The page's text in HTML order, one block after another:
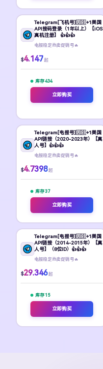
Telegram[飞机号]🇺🇸+1美国
API接码登录（1年以上）【iOS
真机注册】 👍👍👍
电报稳定热卖促销号🔥
$4.147 起
库存 434
立即购买
Telegram[电报号]🇺🇸+1美国
API链接（2020-2023年）【真
人号】👍👍👍
电报稳定热卖促销号🔥
$4.7398 起
库存 37
立即购买
Telegram[电报号]🇺🇸+1美国
API链接（2014-2015年）【真
人号】（8位ID）👍👍👍
电报稳定热卖促销号🔥
$29.346 起
库存 15
立即购买